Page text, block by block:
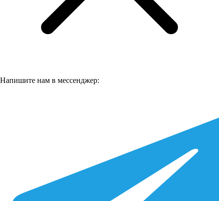
Напишите нам в мессенджер: